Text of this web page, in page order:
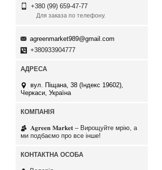
+380 (99) 659-47-77
Для заказа по телефону.
agreenmarket989@gmail.com
+380933904777
вул. Піщана, 38 (Індекс 19602),
Черкаси, Україна
𝐀𝐠𝐫𝐞𝐞𝐧 𝐌𝐚𝐫𝐤𝐞𝐭 – Вирощуйте мрію, а
ми подбаємо про все інше!